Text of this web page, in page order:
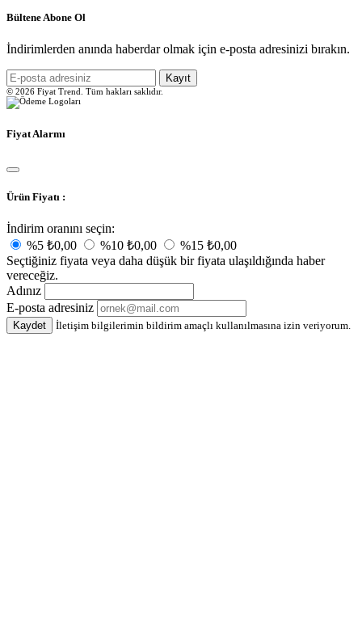
Bültene Abone Ol
İndirimlerden anında haberdar olmak için e-posta adresinizi bırakın.
Kayıt
© 2026 Fiyat Trend. Tüm hakları saklıdır.
Fiyat Alarmı
Ürün Fiyatı :
İndirim oranını seçin:
%5 ₺0,00 %10 ₺0,00 %15 ₺0,00
Seçtiğiniz fiyata veya daha düşük bir fiyata ulaşıldığında haber
vereceğiz.
Adınız
E-posta adresiniz
Kaydet İletişim bilgilerimin bildirim amaçlı kullanılmasına izin veriyorum.